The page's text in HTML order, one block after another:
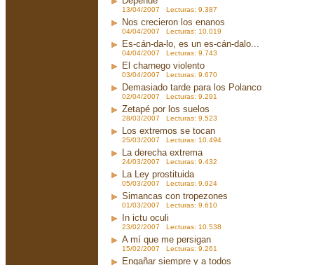
13/04/2007 Lecturas: 9.387
Nos crecieron los enanos
04/04/2007 Lecturas: 10.019
Es-cán-da-lo, es un es-cán-dalo...
04/04/2007 Lecturas: 9.743
El charnego violento
03/04/2007 Lecturas: 9.670
Demasiado tarde para los Polanco
02/04/2007 Lecturas: 9.291
Zetapé por los suelos
28/03/2007 Lecturas: 9.523
Los extremos se tocan
25/03/2007 Lecturas: 10.494
La derecha extrema
24/03/2007 Lecturas: 9.432
La Ley prostituida
05/03/2007 Lecturas: 9.924
Simancas con tropezones
01/03/2007 Lecturas: 9.610
In ictu oculi
23/02/2007 Lecturas: 10.538
A mí que me persigan
15/02/2007 Lecturas: 9.261
Engañar siempre y a todos